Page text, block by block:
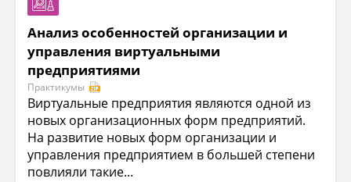
Анализ особенностей организации и
управления виртуальными
предприятиями
Практикумы
Виртуальные предприятия являются одной из
новых организационных форм предприятий.
На развитие новых форм организации и
управления предприятием в большей степени
повлияли такие...